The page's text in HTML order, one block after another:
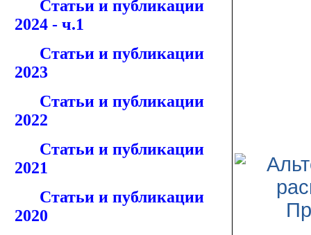
Статьи и публикации
2024 - ч.1
Статьи и публикации
2023
Статьи и публикации
2022
Статьи и публикации
2021
Статьи и публикации
2020